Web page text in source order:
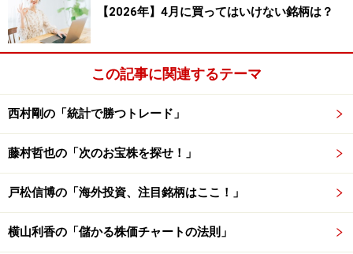
（率）：388,683.26％
合計損失（円）：－499,331,325円 合計損失
（率）：－249,674.03％
PF（プロフィット・ファクター）：1.557
平均保持日数：27.27日
検証結果を見てみると、勝率は57.30％、平均損益は
1.67％です。勝率が5割を超えており、1トレード当たり
【2026年】4月に買ってはいけない銘柄は？
この記事に関連するテーマ
西村剛の「統計で勝つトレード」
藤村哲也の「次のお宝株を探せ！」
戸松信博の「海外投資、注目銘柄はここ！」
横山利香の「儲かる株価チャートの法則」